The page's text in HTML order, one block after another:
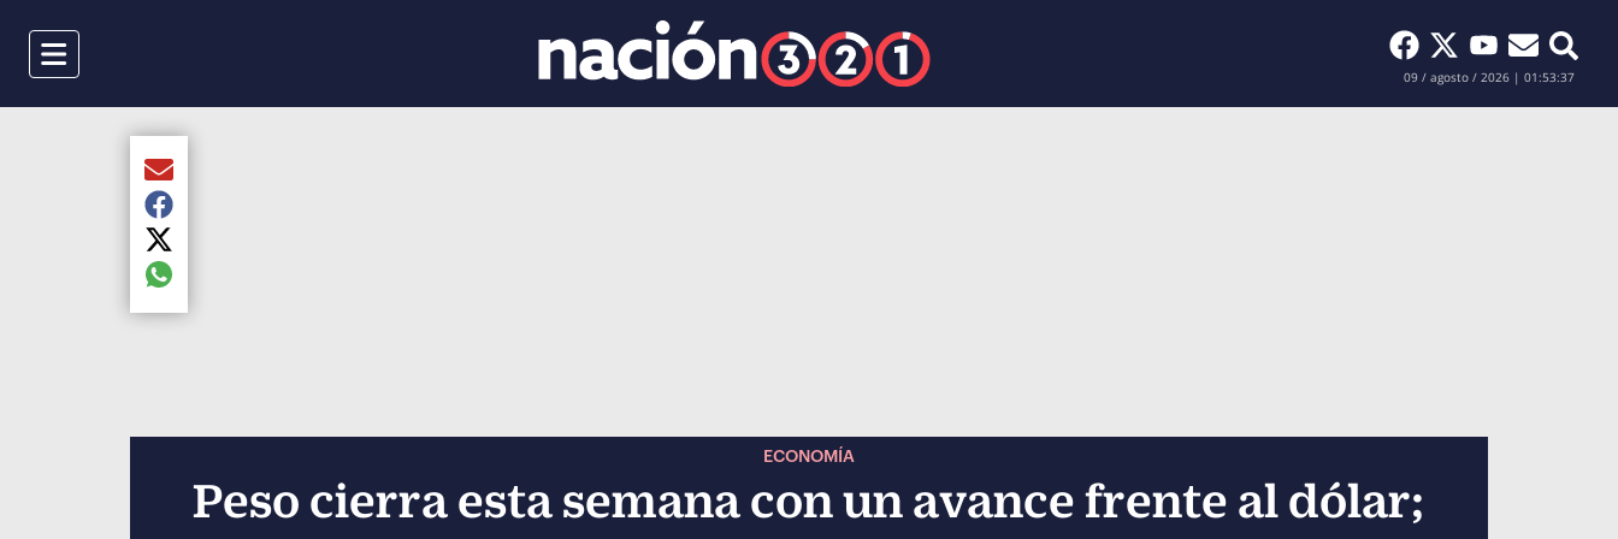
Menu Buscar
09 / agosto / 2026 | 01:53:38
ECONOMÍA
Peso cierra esta semana con un avance frente al dólar;
Compartir el artículo actual mediante Email
Compartir el artículo actual mediante Facebook
Compartir el artículo actual mediante Twitter
Compartir el artículo actual mediante global.social-whatsapp